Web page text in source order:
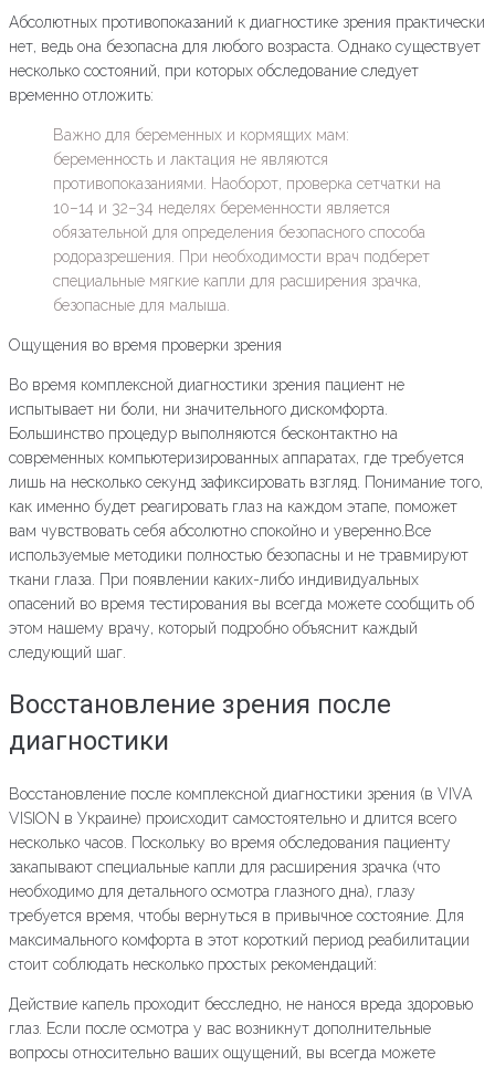
Абсолютных противопоказаний к диагностике зрения практически
нет, ведь она безопасна для любого возраста. Однако существует
несколько состояний, при которых обследование следует
временно отложить:
Важно для беременных и кормящих мам:
беременность и лактация не являются
противопоказаниями. Наоборот, проверка сетчатки на
10–14 и 32–34 неделях беременности является
обязательной для определения безопасного способа
родоразрешения. При необходимости врач подберет
специальные мягкие капли для расширения зрачка,
безопасные для малыша.
Ощущения во время проверки зрения
Во время комплексной диагностики зрения пациент не
испытывает ни боли, ни значительного дискомфорта.
Большинство процедур выполняются бесконтактно на
современных компьютеризированных аппаратах, где требуется
лишь на несколько секунд зафиксировать взгляд. Понимание того,
как именно будет реагировать глаз на каждом этапе, поможет
вам чувствовать себя абсолютно спокойно и уверенно.Все
используемые методики полностью безопасны и не травмируют
ткани глаза. При появлении каких-либо индивидуальных
опасений во время тестирования вы всегда можете сообщить об
этом нашему врачу, который подробно объяснит каждый
следующий шаг.
Восстановление зрения после
диагностики
Восстановление после комплексной диагностики зрения (в VIVA
VISION в Украине) происходит самостоятельно и длится всего
несколько часов. Поскольку во время обследования пациенту
закапывают специальные капли для расширения зрачка (что
необходимо для детального осмотра глазного дна), глазу
требуется время, чтобы вернуться в привычное состояние. Для
максимального комфорта в этот короткий период реабилитации
стоит соблюдать несколько простых рекомендаций:
Действие капель проходит бесследно, не нанося вреда здоровью
глаз. Если после осмотра у вас возникнут дополнительные
вопросы относительно ваших ощущений, вы всегда можете